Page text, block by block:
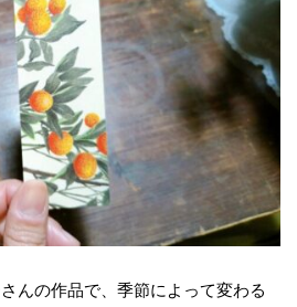
んの作品で、季節によって変わる